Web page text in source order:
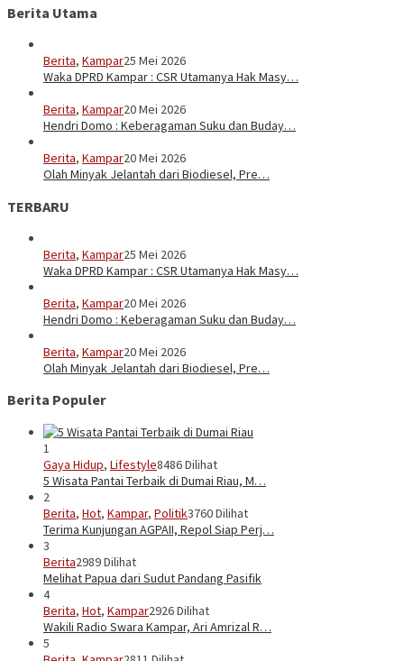
Berita Utama
Berita, Kampar25 Mei 2026
Waka DPRD Kampar : CSR Utamanya Hak Masy…
Berita, Kampar20 Mei 2026
Hendri Domo : Keberagaman Suku dan Buday…
Berita, Kampar20 Mei 2026
Olah Minyak Jelantah dari Biodiesel, Pre…
TERBARU
Berita, Kampar25 Mei 2026
Waka DPRD Kampar : CSR Utamanya Hak Masy…
Berita, Kampar20 Mei 2026
Hendri Domo : Keberagaman Suku dan Buday…
Berita, Kampar20 Mei 2026
Olah Minyak Jelantah dari Biodiesel, Pre…
Berita Populer
1
Gaya Hidup, Lifestyle8486 Dilihat
5 Wisata Pantai Terbaik di Dumai Riau, M…
2
Berita, Hot, Kampar, Politik3760 Dilihat
Terima Kunjungan AGPAII, Repol Siap Perj…
3
Berita2989 Dilihat
Melihat Papua dari Sudut Pandang Pasifik
4
Berita, Hot, Kampar2926 Dilihat
Wakili Radio Swara Kampar, Ari Amrizal R…
5